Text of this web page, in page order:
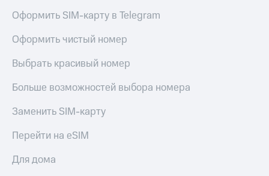
Оформить SIM-карту в Telegram
Оформить чистый номер
Выбрать красивый номер
Больше возможностей выбора номера
Заменить SIM-карту
Перейти на eSIM
Для дома